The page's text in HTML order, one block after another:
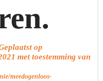
op
met toestemming van
meedogenloos-